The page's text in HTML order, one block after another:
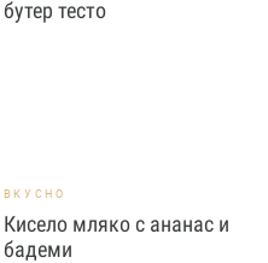
бутер тесто
ВКУСНО
Кисело мляко с ананас и
бадеми